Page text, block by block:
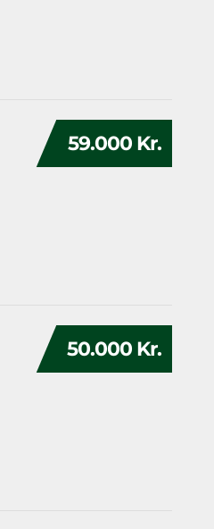
59.000 Kr.
50.000 Kr.